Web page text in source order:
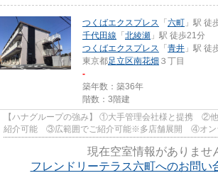
つくばエクスプレス 「 六町 」駅 徒
千代田線 「 北綾瀬 」駅 徒歩21分
つくばエクスプレス 「 青井 」駅 徒
東京都足立区南花畑 ３丁目
-
築年数：築36年
階数：3階建
【ハナグループの強み】 ①大手管理会社様と提携 ②
紹介可能 ③広範囲でご紹介可能※多店舗展開 ④オ
現在空室情報がありませ
フレンドリーテラス六町へのお問い